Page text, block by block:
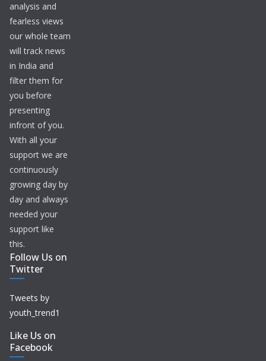
analysis and
fearless views
our whole team
will track news
in India and
filter them for
you before
presenting
infront of you.
With all your
support we are
continuously
growing day by
day and always
needed your
support like
this.
Follow Us on
Twitter
Tweets by
youth_trend1
Like Us on
Facebook